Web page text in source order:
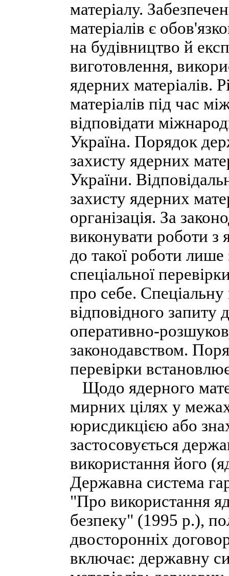
матеріалу.
матеріалів є
на будівництво й
виготовлення,
ядерних матеріалів.
матеріалів під час
відповідати
Україна. Порядок
захисту ядерних
України.
захисту ядерних
організація. За
виконувати роботи з
до такої роботи лише
спеціальної
про себе. Спеціальну
відповідного запиту
оперативно-
законодавством.
перевірки
Щодо ядерного
мирних цілях у межах
юрисдикцією або
застосовується
використання його
Державна система
"Про використання
безпеку" (1995 р.),
двосторонніх
включає: державну